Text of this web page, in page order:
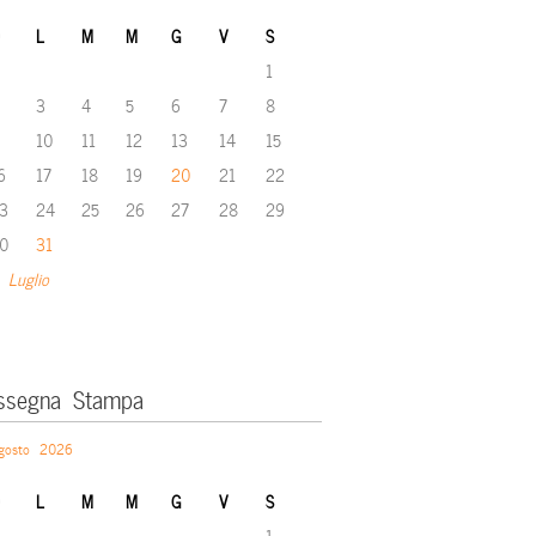
L M M G V S
Luglio
1
3 4 5 6 7
8
10 11 12 13 14
15
17 18 19 20 21
22
24 25 26 27 28
29
31
Stampa
2026
L M M G V S